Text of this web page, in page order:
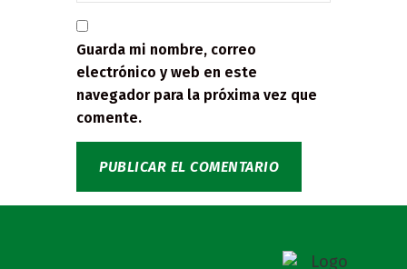
Guarda mi nombre, correo
electrónico y web en este
navegador para la próxima vez que
comente.